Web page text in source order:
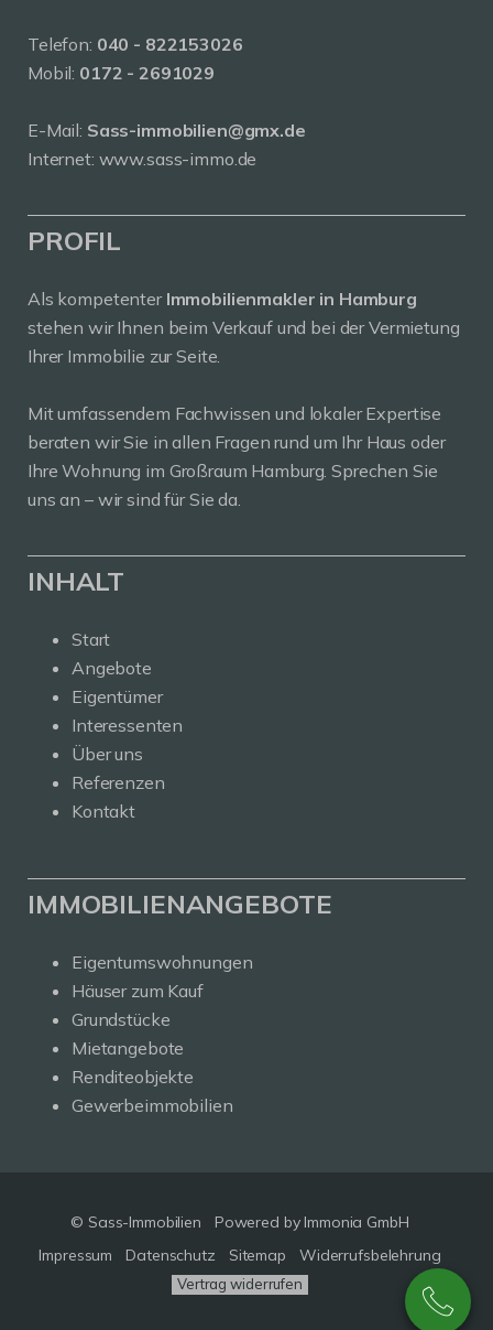
Telefon: 040 - 822153026
Mobil: 0172 - 2691029
E-Mail: Sass-immobilien@gmx.de
Internet: www.sass-immo.de
PROFIL
Als kompetenter Immobilienmakler in Hamburg
stehen wir Ihnen beim Verkauf und bei der Vermietung
Ihrer Immobilie zur Seite.
Mit umfassendem Fachwissen und lokaler Expertise
beraten wir Sie in allen Fragen rund um Ihr Haus oder
Ihre Wohnung im Großraum Hamburg. Sprechen Sie
uns an – wir sind für Sie da.
INHALT
Start
Angebote
Eigentümer
Interessenten
Über uns
Referenzen
Kontakt
IMMOBILIENANGEBOTE
Eigentumswohnungen
Häuser zum Kauf
Grundstücke
Mietangebote
Renditeobjekte
Gewerbeimmobilien
© Sass-Immobilien
Powered by Immonia GmbH
Impressum
Datenschutz Sitemap Widerrufsbelehrung
Vertrag widerrufen